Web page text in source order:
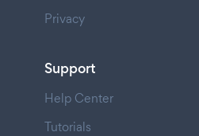
Privacy
Support
Help Center
Tutorials